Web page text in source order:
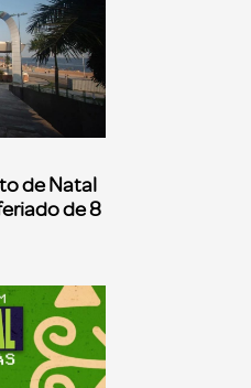
de Natal
de 8